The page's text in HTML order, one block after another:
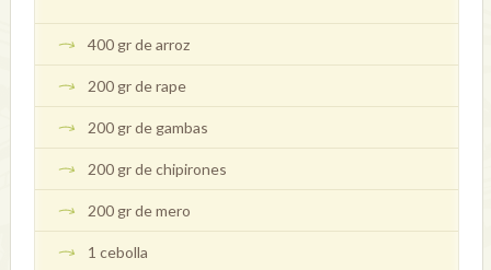
400 gr de arroz
200 gr de rape
200 gr de gambas
200 gr de chipirones
200 gr de mero
1 cebolla